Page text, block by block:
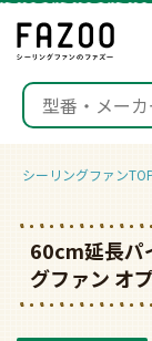
シーリングファン
60cm延長パ
グファン オ